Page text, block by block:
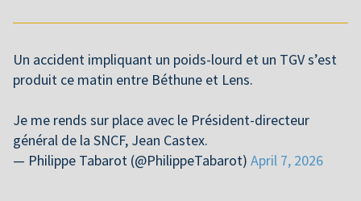
Un accident impliquant un poids-lourd et un TGV s’est
produit ce matin entre Béthune et Lens.
Je me rends sur place avec le Président-directeur
général de la SNCF, Jean Castex.
— Philippe Tabarot (@PhilippeTabarot) April 7, 2026